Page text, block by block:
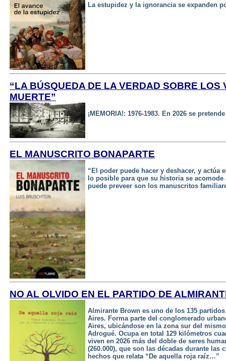
La estupidez y la ignorancia se expanden
“LA BÚSQUEDA DE LA VERDAD SOBRE LOS
MUERTE”
¡MEMORIA!: 1976-1983. En 2026 se
EL MANUSCRITO BONAPARTE
“El poder puede hacer y deshacer, y actúa
lo posible para que su historia se
puede preveer son los manuscritos
NO AL OLVIDO EN EL PARTIDO DE
Almirante Brown es uno de los 135
Aires. Forma parte del conglomerado
Aires, ubicándose en la zona sur del
Adrogué. Ocupa en total 129 kilómetros
viven en 2026 más del doble de seres
(260.000), que son las décadas durante las
hechos que relata “De aquella roja raíz…”